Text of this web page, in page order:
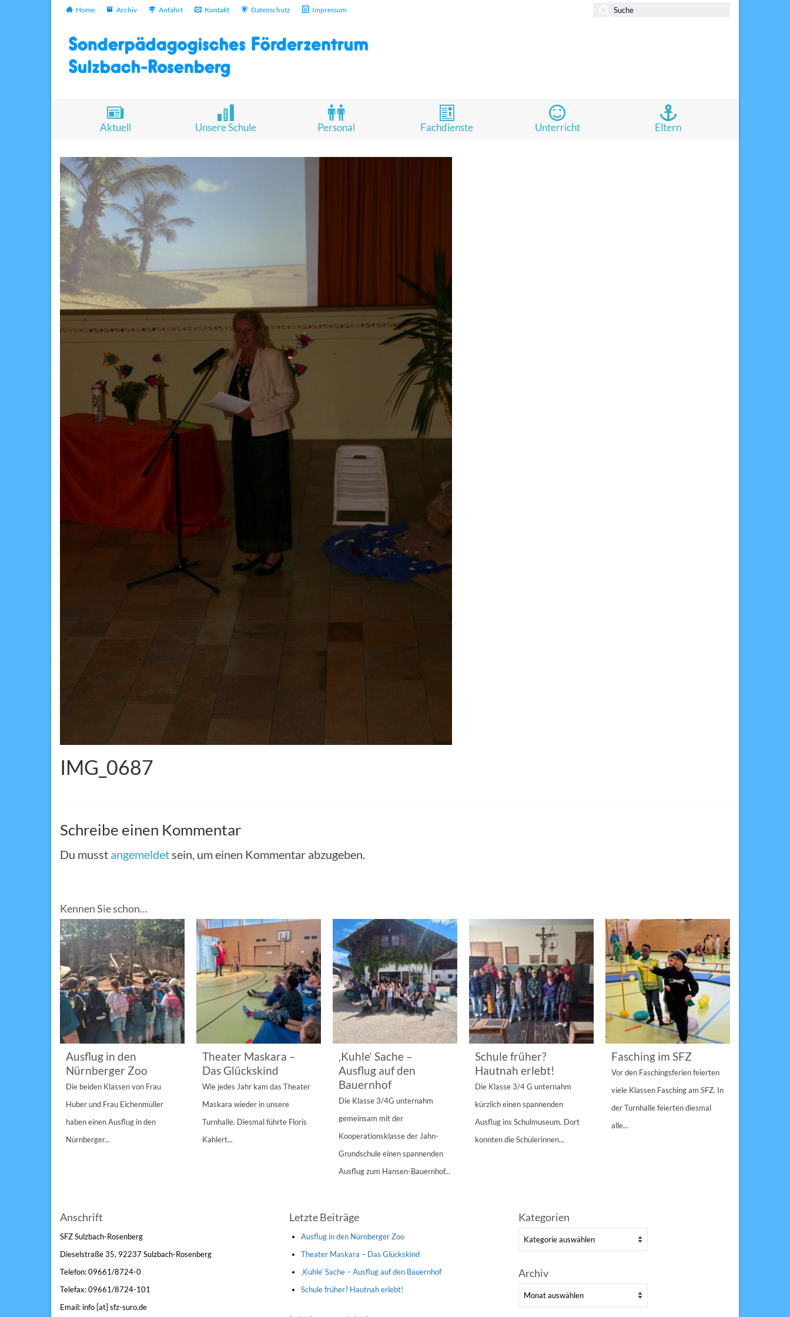
Home Archiv Anfahrt Kontakt Datenschutz Impressum
Suche
Aktuell Unsere Schule Personal Fachdienste Unterricht Eltern
IMG_0687
Schreibe einen Kommentar
Du musst angemeldetsein, um einen Kommentar abzugeben.
Kennen Sie schon…
Ausflug in den
Nürnberger Zoo
Die beiden Klassen von Frau
Huber und Frau Eichenmüller
haben einen Ausflug in den
Nürnberger...
Theater Maskara –
Das Glückskind
Wie jedes Jahr kam das Theater
Maskara wieder in unsere
Turnhalle. Diesmal führte Floris
Kahlert...
‚Kuhle‘ Sache –
Ausflug auf den
Bauernhof
Die Klasse 3/4G unternahm
gemeinsam mit der
Kooperationsklasse der Jahn-
Grundschule einen spannenden
Ausflug zum Hansen-Bauernhof...
Schule früher?
Hautnah erlebt!
Die Klasse 3/4 G unternahm
kürzlich einen spannenden
Ausflug ins Schulmuseum. Dort
konnten die Schülerinnen...
Fasching im SFZ
Vor den Faschingsferien feierten
viele Klassen Fasching am SFZ. In
der Turnhalle feierten diesmal
alle...
Anschrift
SFZ Sulzbach-Rosenberg
Dieselstraße 35, 92237 Sulzbach-Rosenberg
Telefon: 09661/8724-0
Telefax: 09661/8724-101
Email: info [at] sfz-suro.de
Letzte Beiträge
Ausflug in den Nürnberger Zoo
Theater Maskara – Das Glückskind
‚Kuhle‘ Sache – Ausflug auf den Bauernhof
Schule früher? Hautnah erlebt!
Kategorien
Kategorien
Archiv
Archiv